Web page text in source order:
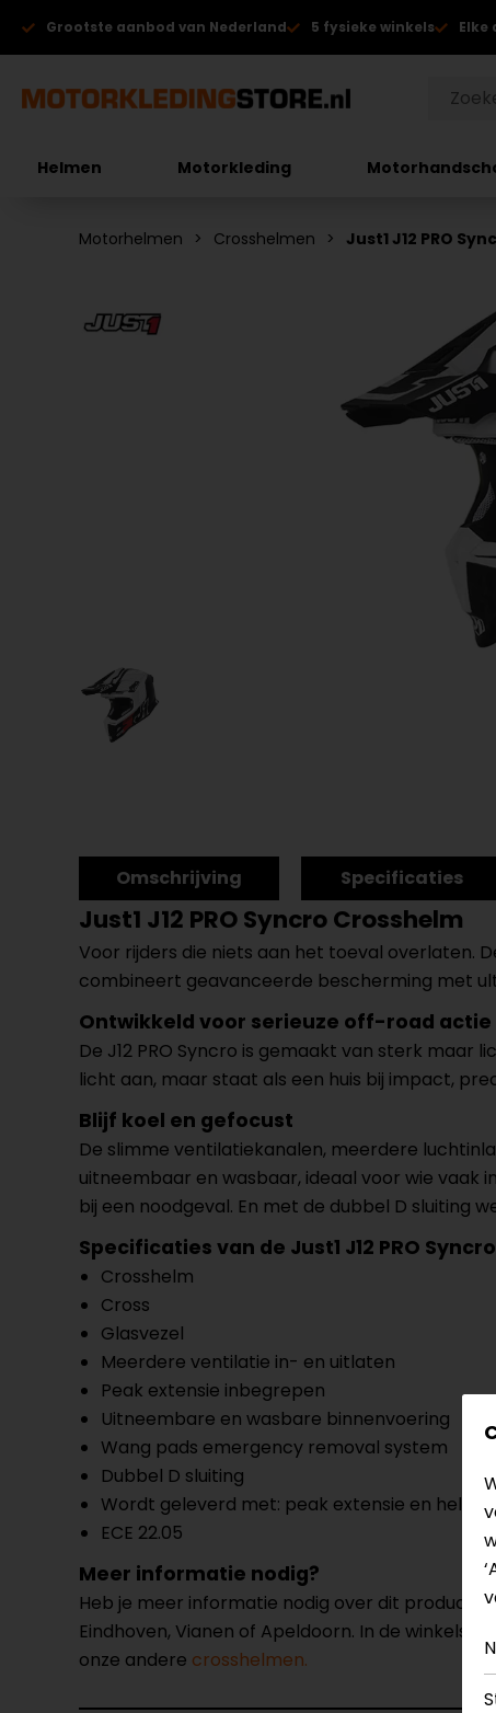
Grootste aanbod van Nederland 5 fysieke winkels Elke
Helmen Motorkleding
Motorhelmen Crosshelmen Just1 J12 PRO
Omschrijving Specificaties
Just1 J12 PRO Syncro Crosshelm
Voor rijders die niets aan het toeval overlaten.
combineert geavanceerde bescherming met
Ontwikkeld voor serieuze off-road actie
De J12 PRO Syncro is gemaakt van sterk
licht aan, maar staat als een huis bij impact,
Blijf koel en gefocust
De slimme ventilatiekanalen, meerdere
uitneembaar en wasbaar, ideaal voor wie vaak
bij een noodgeval. En met de dubbel D sluiting
Specificaties van de Just1 J12 PRO Syncro
Crosshelm
Cross
Glasvezel
Meerdere ventilatie in- en uitlaten
Peak extensie inbegrepen
Uitneembare en wasbare binnenvoering
Wang pads emergency removal system
Dubbel D sluiting
Wordt geleverd met: peak extensie en helm
ECE 22.05
Meer informatie nodig?
Heb je meer informatie nodig over dit product?
Eindhoven, Vianen of Apeldoorn. In de winkels
onze andere crosshelmen.